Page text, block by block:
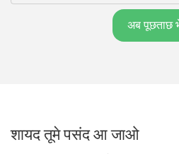
अब पूछताछ
शायद तूमे पसंद आ जाओ